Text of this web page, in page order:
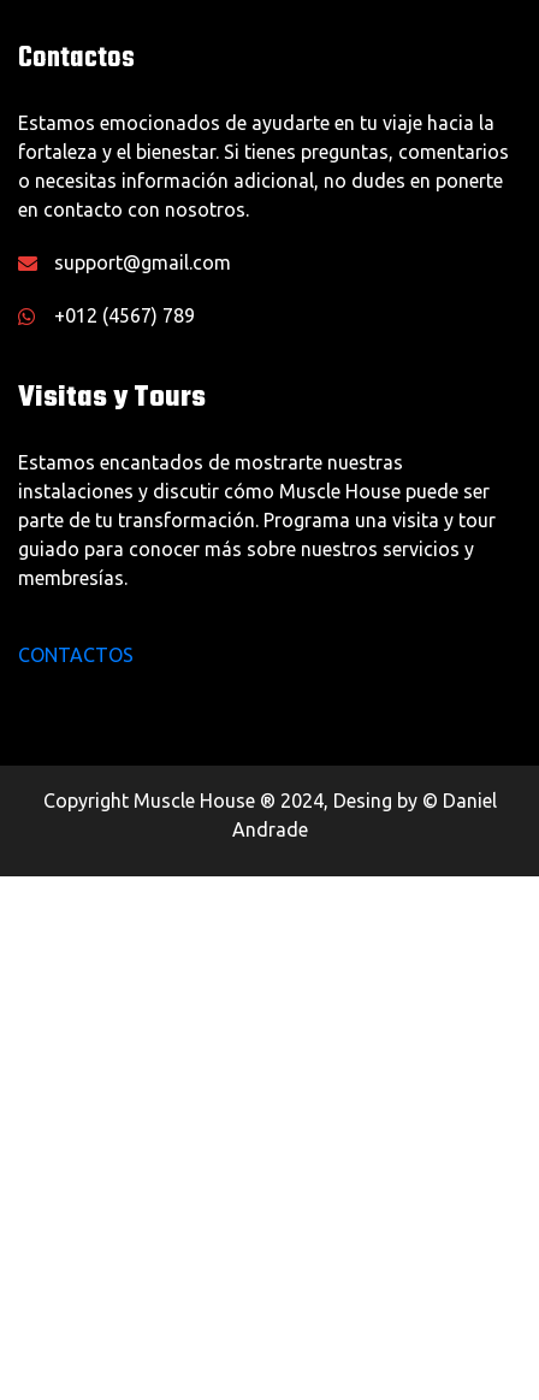
Contactos
Estamos emocionados de ayudarte en tu viaje hacia la
fortaleza y el bienestar. Si tienes preguntas, comentarios
o necesitas información adicional, no dudes en ponerte
en contacto con nosotros.
support@gmail.com
+012 (4567) 789
Visitas y Tours
Estamos encantados de mostrarte nuestras
instalaciones y discutir cómo Muscle House puede ser
parte de tu transformación. Programa una visita y tour
guiado para conocer más sobre nuestros servicios y
membresías.
CONTACTOS
Copyright Muscle House ® 2024, Desing by © Daniel
Andrade